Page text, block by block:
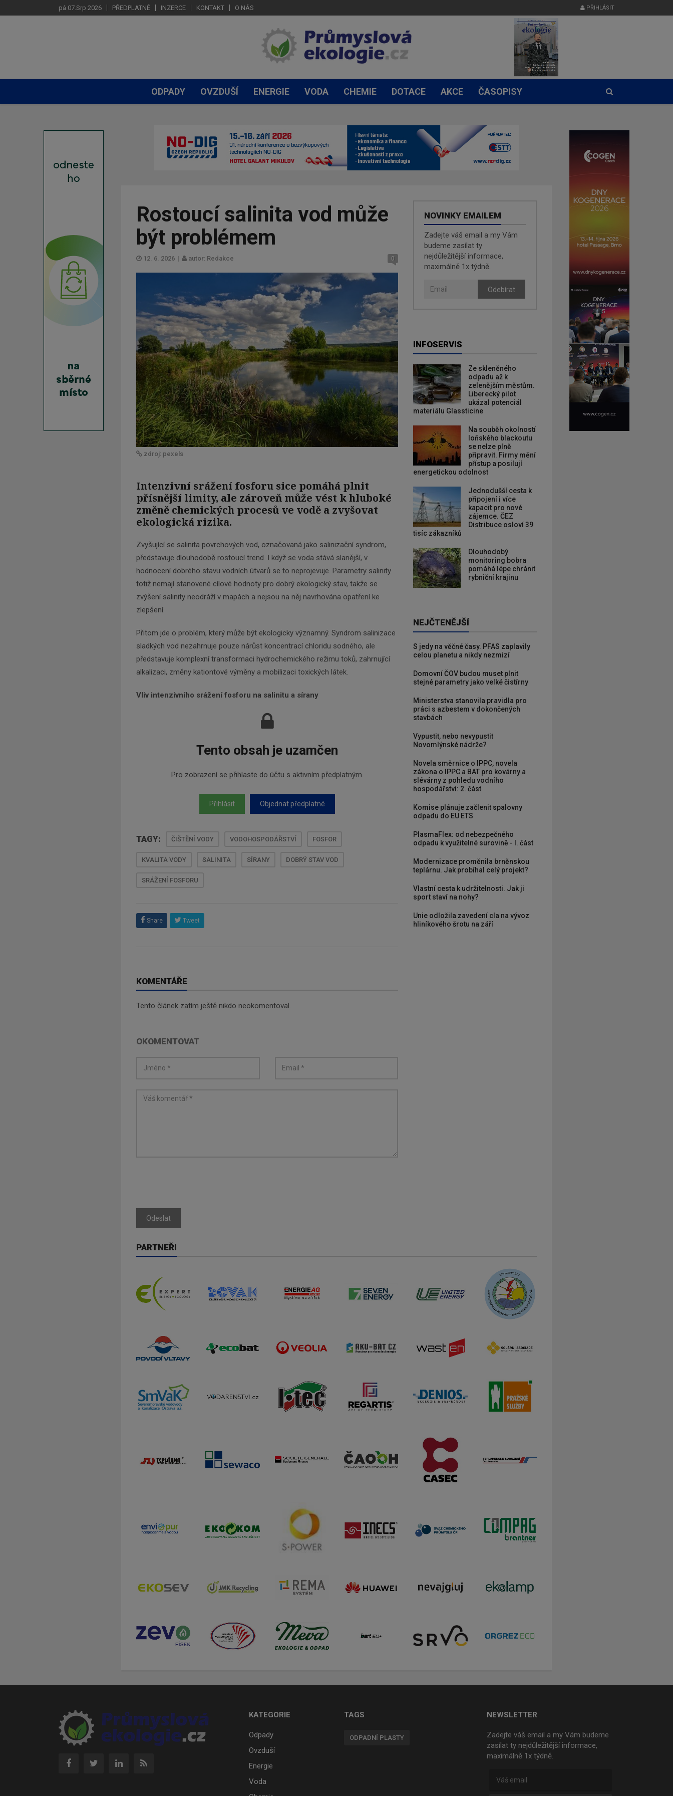
pá 07.Srp 2026 PŘEDPLATNÉ INZERCE KONTAKT O NÁS PŘIHLÁSIT
ODPADY OVZDUŠÍ ENERGIE VODA CHEMIE DOTACE AKCE ČASOPISY
Rostoucí salinita vod může
být problémem
12. 6. 2026 | autor: Redakce 0
zdroj: pexels
Intenzivní srážení fosforu sice pomáhá plnit
přísnější limity, ale zároveň může vést k hluboké
změně chemických procesů ve vodě a zvyšovat
ekologická rizika.
Zvyšující se salinita povrchových vod, označovaná jako salinizační syndrom,
představuje dlouhodobě rostoucí trend. I když se voda stává slanější, v
hodnocení dobrého stavu vodních útvarů se to neprojevuje. Parametry salinity
totiž nemají stanovené cílové hodnoty pro dobrý ekologický stav, takže se
zvýšení salinity neodráží v mapách a nejsou na něj navrhována opatření ke
zlepšení.
Přitom jde o problém, který může být ekologicky významný. Syndrom salinizace
sladkých vod nezahrnuje pouze nárůst koncentrací chloridu sodného, ale
představuje komplexní transformaci hydrochemického režimu toků, zahrnující
alkalizaci, změny kationtové výměny a mobilizaci toxických látek.
Vliv intenzivního srážení fosforu na salinitu a sírany
Tento obsah je uzamčen
Pro zobrazení se přihlaste do účtu s aktivním předplatným.
Přihlásit Objednat předplatné
TAGY: ČIŠTĚNÍ VODY VODOHOSPODÁŘSTVÍ FOSFOR
KVALITA VODY SALINITA SÍRANY DOBRÝ STAV VOD
SRÁŽENÍ FOSFORU
Share Tweet
KOMENTÁŘE
Tento článek zatím ještě nikdo neokomentoval.
OKOMENTOVAT
Odeslat
NOVINKY EMAILEM
Zadejte váš email a my Vám
budeme zasílat ty
nejdůležitější informace,
maximálně 1x týdně.
Odebírat
INFOSERVIS
Ze skleněného
odpadu až k
zelenějším městům.
Liberecký pilot
ukázal potenciál
materiálu Glassticine
Na souběh okolností
loňského blackoutu
se nelze plně
připravit. Firmy mění
přístup a posilují
energetickou odolnost
Jednodušší cesta k
připojení i více
kapacit pro nové
zájemce. ČEZ
Distribuce osloví 39
tisíc zákazníků
Dlouhodobý
monitoring bobra
pomáhá lépe chránit
rybniční krajinu
NEJČTENĚJŠÍ
S jedy na věčné časy. PFAS zaplavily
celou planetu a nikdy nezmizí
Domovní ČOV budou muset plnit
stejné parametry jako velké čistírny
Ministerstva stanovila pravidla pro
práci s azbestem v dokončených
stavbách
Vypustit, nebo nevypustit
Novomlýnské nádrže?
Novela směrnice o IPPC, novela
zákona o IPPC a BAT pro kovárny a
slévárny z pohledu vodního
hospodářství: 2. část
Komise plánuje začlenit spalovny
odpadu do EU ETS
PlasmaFlex: od nebezpečného
odpadu k využitelné surovině - I. část
Modernizace proměnila brněnskou
teplárnu. Jak probíhal celý projekt?
Vlastní cesta k udržitelnosti. Jak ji
sport staví na nohy?
Unie odložila zavedení cla na vývoz
hliníkového šrotu na září
PARTNEŘI
KATEGORIE
Odpady
Ovzduší
Energie
Voda
TAGS
ODPADNÍ PLASTY
NEWSLETTER
Zadejte váš email a my Vám budeme
zasílat ty nejdůležitější informace,
maximálně 1x týdně.